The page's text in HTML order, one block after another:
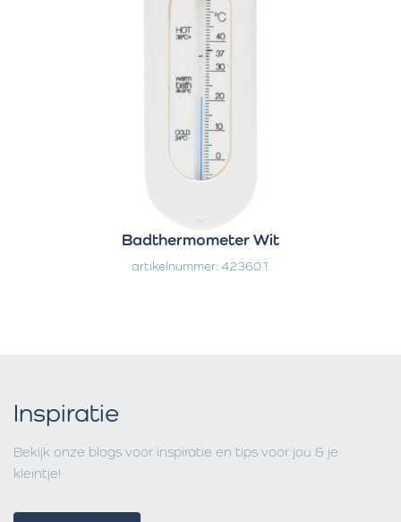
Badthermometer Wit
artikelnummer: 423601
Inspiratie
Bekijk onze blogs voor inspiratie en tips voor jou & je
kleintje!